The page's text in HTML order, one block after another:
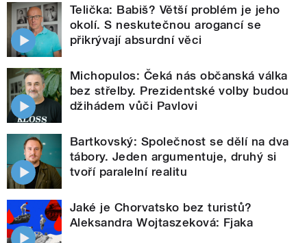
Telička: Babiš? Větší problém je jeho
okolí. S neskutečnou arogancí se
přikrývají absurdní věci
Michopulos: Čeká nás občanská válka
bez střelby. Prezidentské volby budou
džihádem vůči Pavlovi
Bartkovský: Společnost se dělí na dva
tábory. Jeden argumentuje, druhý si
tvoří paralelní realitu
Jaké je Chorvatsko bez turistů?
Aleksandra Wojtaszeková: Fjaka